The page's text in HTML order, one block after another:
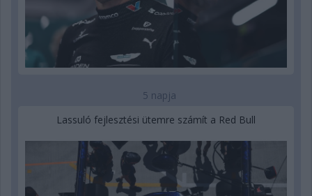
5 napja
Lassuló fejlesztési ütemre számít a Red Bull